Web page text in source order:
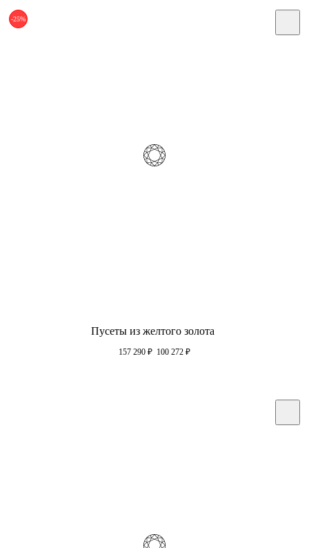
-25%
Пусеты из желтого золота
157 290 ₽ 100 272 ₽